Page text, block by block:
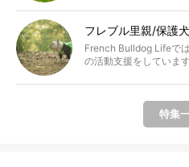
フレブル里親/保護
French Bulldog Lifeで
の活動支援をしています
特集